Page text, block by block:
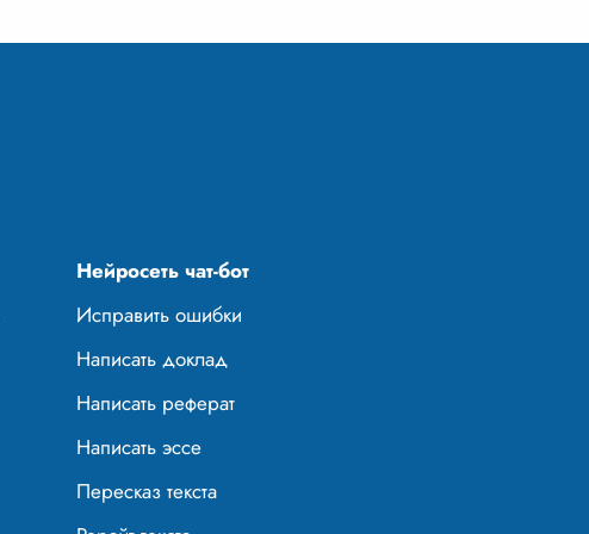
Нейросеть чат-бот
Исправить ошибки
Написать доклад
Написать реферат
Написать эссе
Пересказ текста